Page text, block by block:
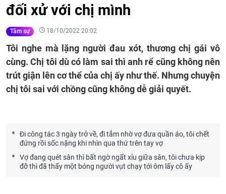
đối xử với chị mình
Tâm sự 18/10/2022 20:02
Tôi nghe mà lặng người đau xót, thương chị gái vô
cùng. Chị tôi dù có làm sai thì anh rể cũng không nên
trút giận lên cơ thể của chị ấy như thế. Nhưng chuyện
chị tôi sai với chồng cũng không dễ giải quyết.
Đi công tác 3 ngày trở về, đi tắm nhờ vợ đưa quần áo, tôi chết
đứng rồi sốc nặng khi nhìn qua thứ trên tay vợ
Vợ đang quét sân thì bất ngờ ngất xỉu giữa sân, tôi chưa kịp
đỡ thì đã thấy một bóng người vụt chạy tới ôm lấy cô ấy